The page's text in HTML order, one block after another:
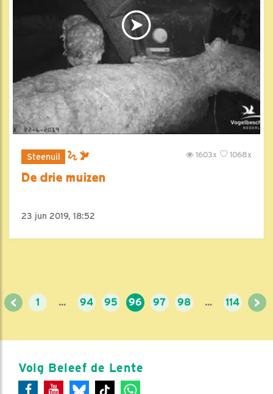
Steenuil 1068x
1603x
De drie muizen
23 jun 2019, 18:52
< 1 ... 94 95 96 97 98 ... 114 >
Volg Beleef de Lente